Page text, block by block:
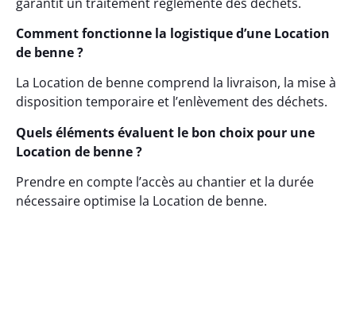
Comment fonctionne la logistique d’une Location
de benne ?
La Location de benne comprend la livraison, la mise à
disposition temporaire et l’enlèvement des déchets.
Quels éléments évaluent le bon choix pour une
Location de benne ?
Prendre en compte l’accès au chantier et la durée
nécessaire optimise la Location de benne.